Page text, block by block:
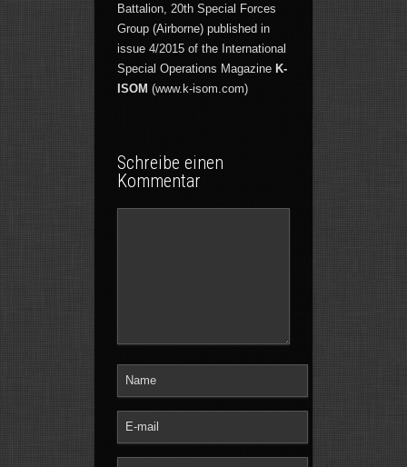
Battalion, 20th Special Forces
Group (Airborne) published in
issue 4/2015 of the International
Special Operations Magazine K-
ISOM (www.k-isom.com)
Schreibe einen
Kommentar